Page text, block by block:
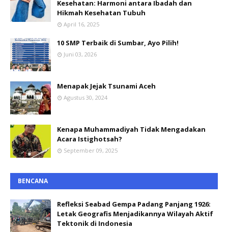
Kesehatan: Harmoni antara Ibadah dan
Hikmah Kesehatan Tubuh
April 16, 2025
10 SMP Terbaik di Sumbar, Ayo Pilih!
Juni 03, 2026
Menapak Jejak Tsunami Aceh
Agustus 30, 2024
Kenapa Muhammadiyah Tidak Mengadakan
Acara Istighotsah?
September 09, 2025
BENCANA
Refleksi Seabad Gempa Padang Panjang 1926:
Letak Geografis Menjadikannya Wilayah Aktif
Tektonik di Indonesia